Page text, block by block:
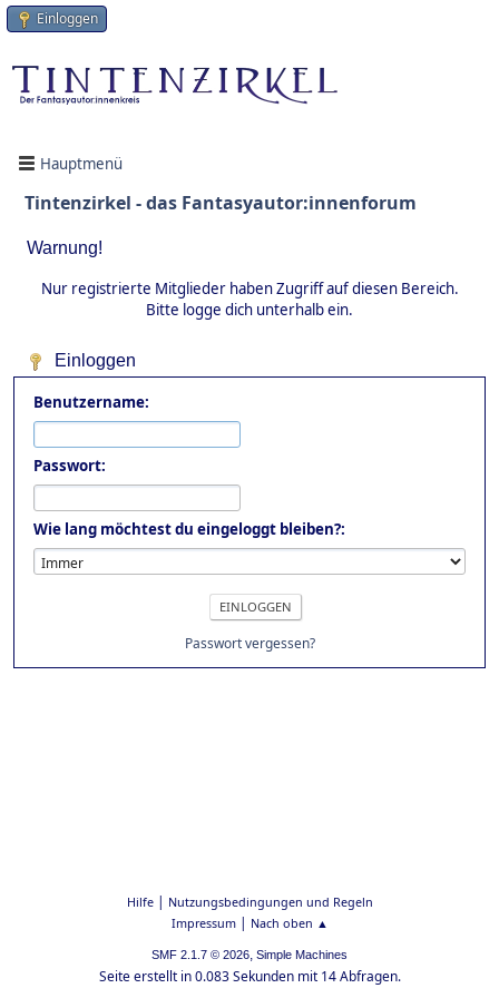
Einloggen
Hauptmenü
Tintenzirkel - das Fantasyautor:innenforum
Warnung!
Nur registrierte Mitglieder haben Zugriff auf diesen Bereich.
Bitte logge dich unterhalb ein.
Einloggen
Benutzername:
Passwort:
Wie lang möchtest du eingeloggt bleiben?:
Passwort vergessen?
Hilfe| Nutzungsbedingungen und Regeln
Impressum| Nach oben ▲
SMF 2.1.7 © 2026, Simple Machines
Seite erstellt in 0.083 Sekunden mit 14 Abfragen.